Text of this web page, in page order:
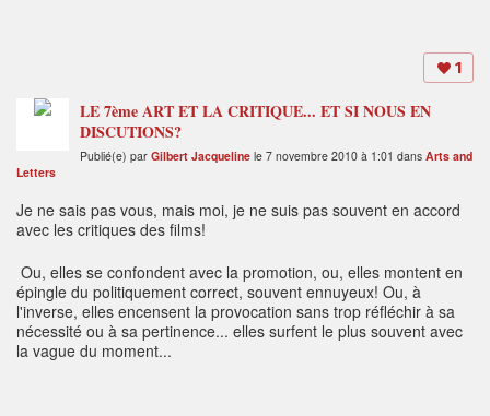
1
LE 7ème ART ET LA CRITIQUE... ET SI NOUS EN
DISCUTIONS?
Publié(e) par Gilbert Jacqueline le 7 novembre 2010 à 1:01 dans Arts and
Letters
Je ne sais pas vous, mais moi, je ne suis pas souvent en accord
avec les critiques des films!
Ou, elles se confondent avec la promotion, ou, elles montent en
épingle du politiquement correct, souvent ennuyeux! Ou, à
l'inverse, elles encensent la provocation sans trop réfléchir à sa
nécessité ou à sa pertinence... elles surfent le plus souvent avec
la vague du moment...